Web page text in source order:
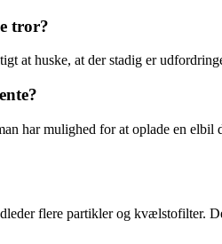
tror?
at huske, at der stadig er
har mulighed for at oplade en
flere partikler og kvælstofilter.